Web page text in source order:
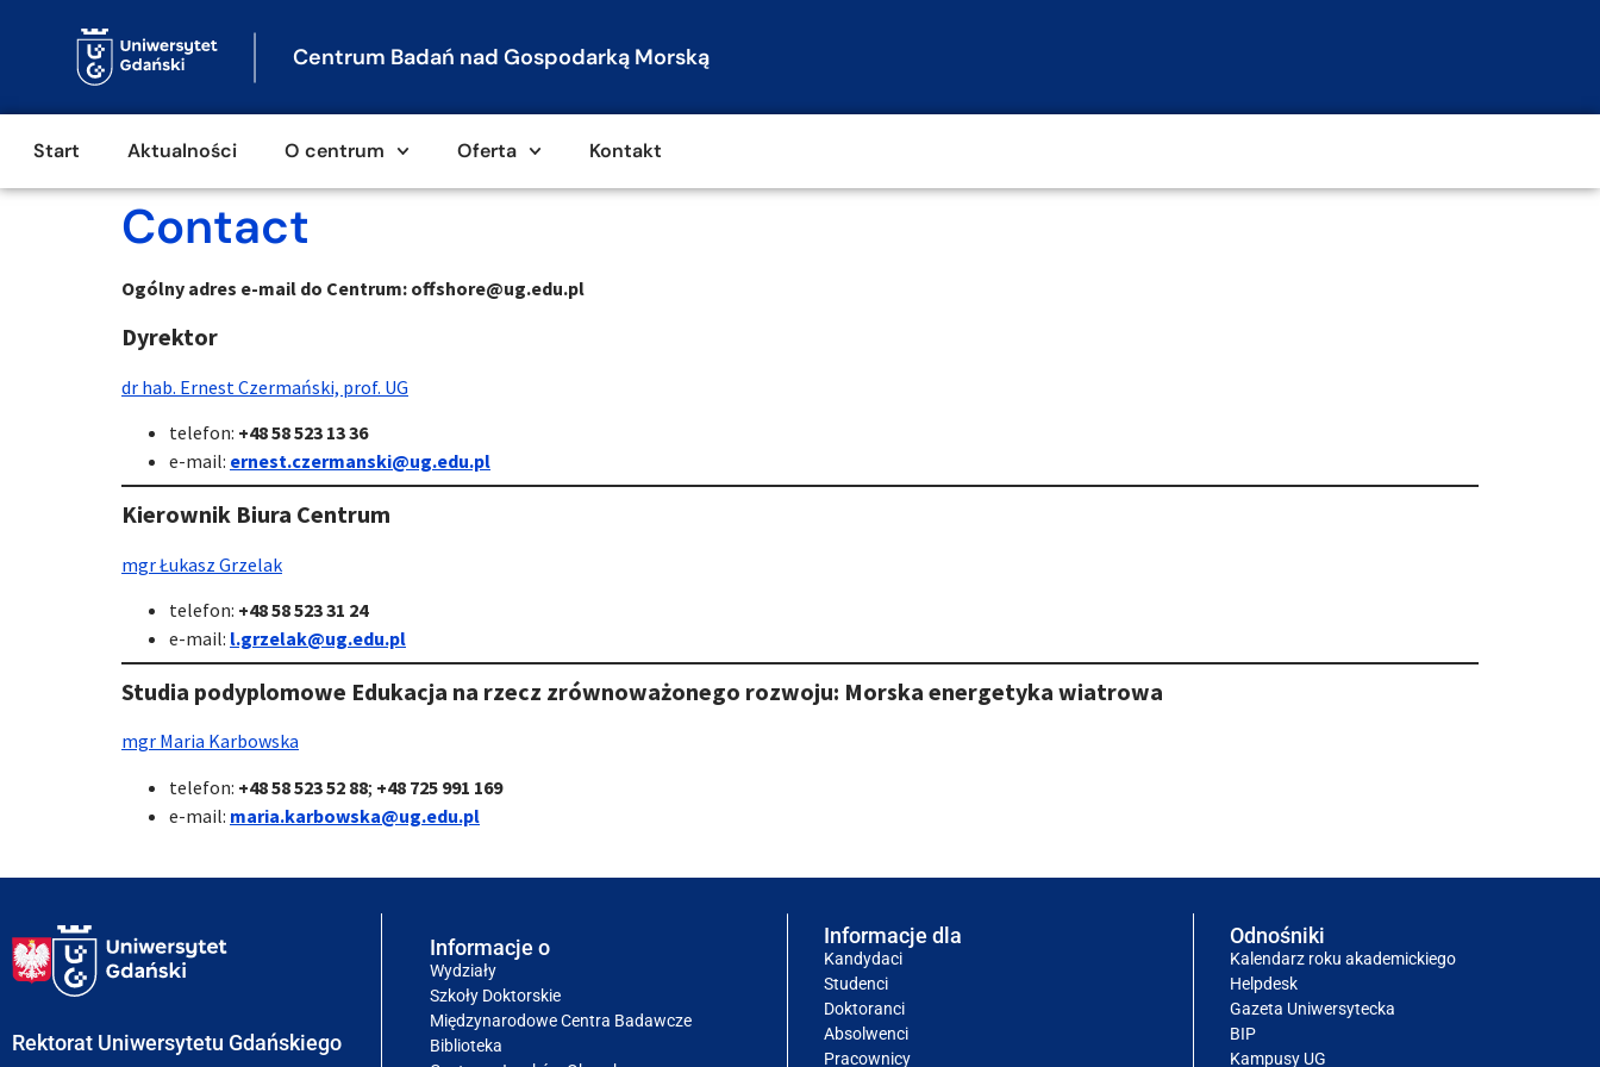
Centrum Badań nad Gospodarką Morską
Start Aktualności O centrum Oferta Kontakt
Contact
Ogólny adres e-mail do Centrum: offshore@ug.edu.pl
Dyrektor
dr hab. Ernest Czermański, prof. UG
telefon: +48 58 523 13 36
e-mail: ernest.czermanski@ug.edu.pl
Kierownik Biura Centrum
mgr Łukasz Grzelak
telefon: +48 58 523 31 24
e-mail: l.grzelak@ug.edu.pl
Studia podyplomowe Edukacja na rzecz zrównoważonego rozwoju: Morska energetyka wiatrowa
mgr Maria Karbowska
telefon: +48 58 523 52 88; +48 725 991 169
e-mail: maria.karbowska@ug.edu.pl
Rektorat Uniwersytetu Gdańskiego
Informacje o
Wydziały
Szkoły Doktorskie
Międzynarodowe Centra Badawcze
Biblioteka
Informacje dla
Kandydaci
Studenci
Doktoranci
Absolwenci
Pracownicy
Odnośniki
Kalendarz roku akademickiego
Helpdesk
Gazeta Uniwersytecka
BIP
Kampusy UG